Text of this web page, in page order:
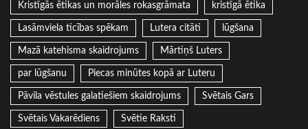
Kristīgās ētikas un morāles rokasgrāmata kristīgā ētika
Lasāmviela ticības spēkam Lutera citāti lūgšana
Mazā katehisma skaidrojums Mārtiņš Luters
par lūgšanu Piecas minūtes kopā ar Luteru
Pāvila vēstules galatiešiem skaidrojums Svētais Gars
Svētais Vakarēdiens Svētie Raksti